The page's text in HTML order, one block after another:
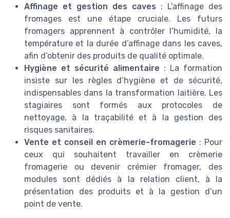
Affinage et gestion des caves : L’affinage des
fromages est une étape cruciale. Les futurs
fromagers apprennent à contrôler l’humidité, la
température et la durée d’affinage dans les caves,
afin d’obtenir des produits de qualité optimale.
Hygiène et sécurité alimentaire : La formation
insiste sur les règles d’hygiène et de sécurité,
indispensables dans la transformation laitière. Les
stagiaires sont formés aux protocoles de
nettoyage, à la traçabilité et à la gestion des
risques sanitaires.
Vente et conseil en crèmerie-fromagerie : Pour
ceux qui souhaitent travailler en crèmerie
fromagerie ou devenir crémier fromager, des
modules sont dédiés à la relation client, à la
présentation des produits et à la gestion d’un
point de vente.